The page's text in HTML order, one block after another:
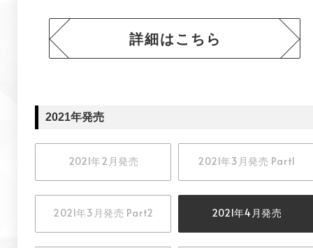
詳細はこちら
2021年発売
2021年2月発売 2021年3月発売 Part1
2021年3月発売 Part2 2021年4月発売